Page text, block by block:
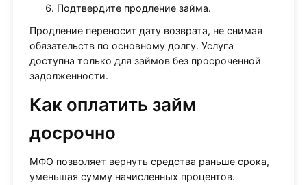
Подтвердите продление займа.
Продление переносит дату возврата, не снимая
обязательств по основному долгу. Услуга
доступна только для займов без просроченной
задолженности.
Как оплатить займ
досрочно
МФО позволяет вернуть средства раньше срока,
уменьшая сумму начисленных процентов.